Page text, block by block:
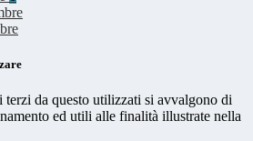
terzi da questo utilizzati si avvalgono di
ed utili alle finalità illustrate nella